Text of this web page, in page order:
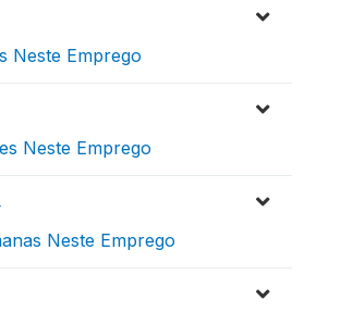
Neste Emprego
Neste Emprego
Neste Emprego